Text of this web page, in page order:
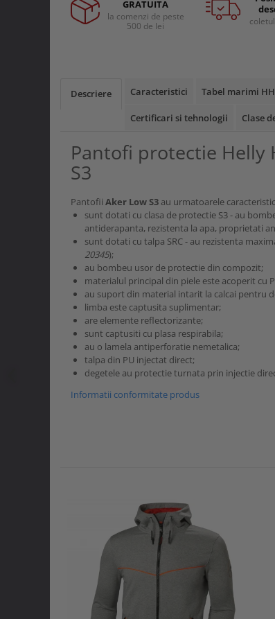
Buzunare externe
Echipamente veterinari
Echipamente mulgatori
Echipamente trimeri ongloane
Masti protectie
Manusi protectie
Casti si antifoane protectie
Menghine si prese
GRATUITA
la comenzi de peste
500 de lei
Descriere Caracteristici Tabel marimi
Certificari si tehnologii Clase
Pantofi protectie Helly
S3
Pantofii Aker Low S3 au urmatoarele
sunt dotati cu clasa de protectie S3 - au
antiderapanta, rezistenta la apa, proprietati
sunt dotati cu talpa SRC - au rezistenta
20345);
au bombeu usor de protectie din compozit;
materialul principal din piele este acoperit cu
au suport din material intarit la calcai pentru
limba este captusita suplimentar;
are elemente reflectorizante;
sunt captusiti cu plasa respirabila;
au o lamela antiperforatie nemetalica;
talpa din PU injectat direct;
degetele au protectie turnata prin injectie
Informatii conformitate produs